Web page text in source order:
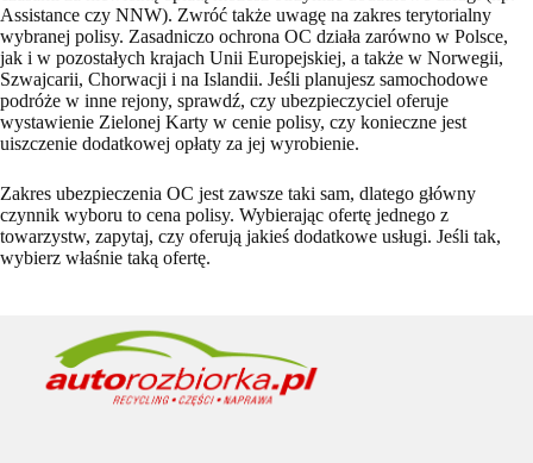
Assistance czy NNW). Zwróć także uwagę na zakres terytorialny
wybranej polisy. Zasadniczo ochrona OC działa zarówno w Polsce,
jak i w pozostałych krajach Unii Europejskiej, a także w Norwegii,
Szwajcarii, Chorwacji i na Islandii. Jeśli planujesz samochodowe
podróże w inne rejony, sprawdź, czy ubezpieczyciel oferuje
wystawienie Zielonej Karty w cenie polisy, czy konieczne jest
uiszczenie dodatkowej opłaty za jej wyrobienie.
Zakres ubezpieczenia OC jest zawsze taki sam, dlatego główny
czynnik wyboru to cena polisy. Wybierając ofertę jednego z
towarzystw, zapytaj, czy oferują jakieś dodatkowe usługi. Jeśli tak,
wybierz właśnie taką ofertę.